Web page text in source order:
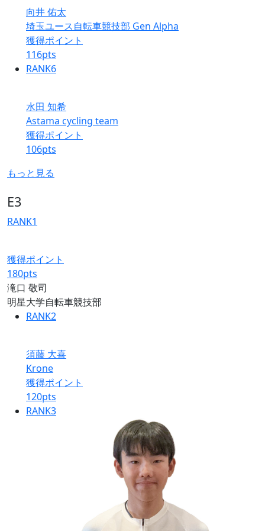
向井 佑太
埼玉ユース自転車競技部 Gen Alpha
獲得ポイント
116pts
RANK6
水田 知希
Astama cycling team
獲得ポイント
106pts
もっと見る
E3
RANK1
獲得ポイント
180pts
滝口 敬司
明星大学自転車競技部
RANK2
須藤 大喜
Krone
獲得ポイント
120pts
RANK3